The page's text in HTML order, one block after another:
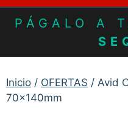
PÁGALO A
Inicio / OFERTAS / Avid
70x140mm